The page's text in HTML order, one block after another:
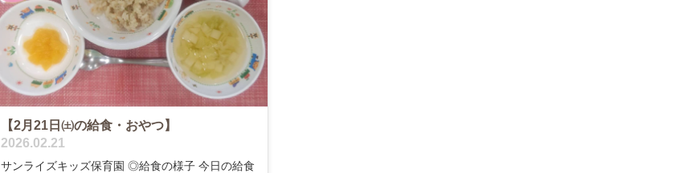
【2月21日㈯の給食・おやつ】
2026.02.21
サンライズキッズ保育園 ◎給食の様子 今日の給食